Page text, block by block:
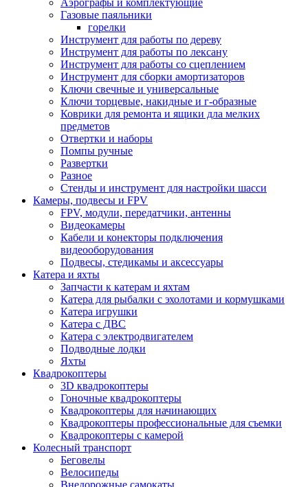
Аэрографы и комплектующие
Газовые паяльники
горелки
Инструмент для работы по дереву
Инструмент для работы по лексану
Инструмент для работы со сцеплением
Инструмент для сборки амортизаторов
Ключи свечные и универсальные
Ключи торцевые, накидные и г-образные
Коврики для ремонта и ящики дла мелких
предметов
Отвертки и наборы
Помпы ручные
Развертки
Разное
Стенды и инструмент для настройки шасси
Камеры, подвесы и FPV
FPV, модули, передатчики, антенны
Видеокамеры
Кабели и конекторы подключения
видеооборудования
Подвесы, стедикамы и аксессуары
Катера и яхты
Запчасти к катерам и яхтам
Катера для рыбалки с эхолотами и кормушками
Катера игрушки
Катера с ДВС
Катера с электродвигателем
Подводные лодки
Яхты
Квадрокоптеры
3D квадрокоптеры
Гоночные квадрокоптеры
Квадрокоптеры для начинающих
Квадрокоптеры профессиональные для съемки
Квадрокоптеры с камерой
Колесный транспорт
Беговелы
Велосипеды
Внедорожные самокаты